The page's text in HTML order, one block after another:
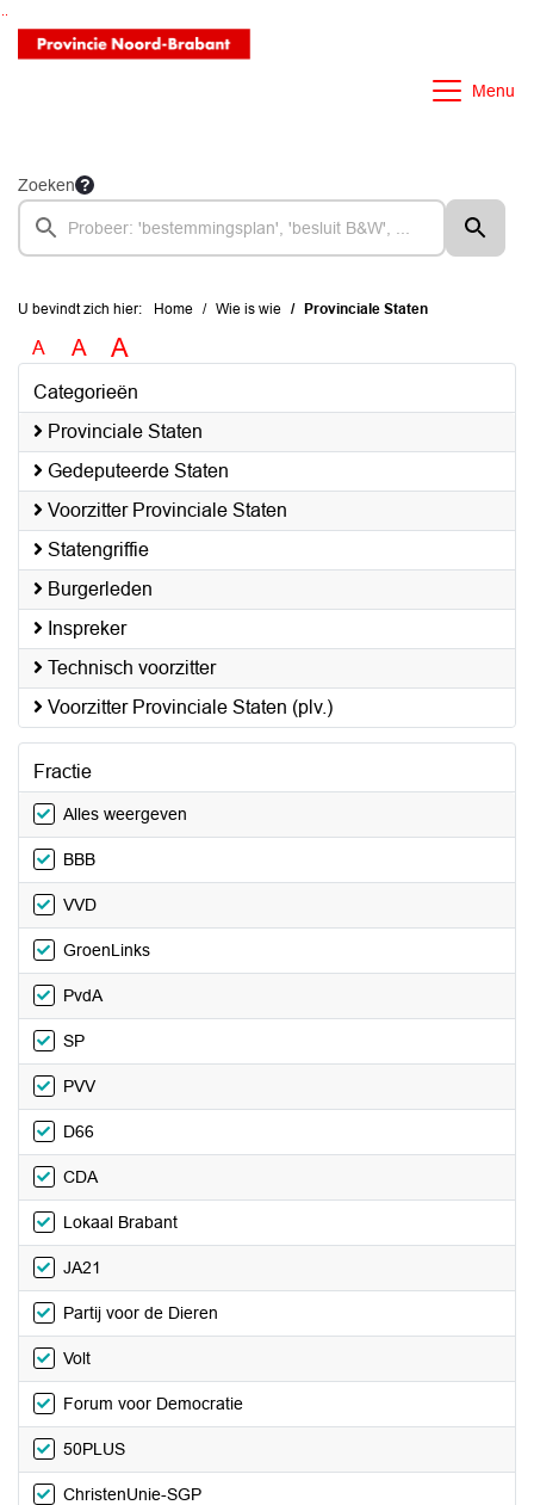
Ga naar de inhoud van deze pagina
Ga naar het zoeken
Ga naar het menu
Menu
Zoeken
U bevindt zich hier: Home Wie is wie Provinciale Staten
A A A
Categorieën
Provinciale Staten
Gedeputeerde Staten
Voorzitter Provinciale Staten
Statengriffie
Burgerleden
Inspreker
Technisch voorzitter
Voorzitter Provinciale Staten (plv.)
Fractie
Alles weergeven
BBB
VVD
GroenLinks
PvdA
SP
PVV
D66
CDA
Lokaal Brabant
JA21
Partij voor de Dieren
Volt
Forum voor Democratie
50PLUS
ChristenUnie-SGP